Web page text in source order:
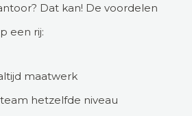
Dat kan! De voordelen
een rij:
maatwerk
hetzelfde niveau